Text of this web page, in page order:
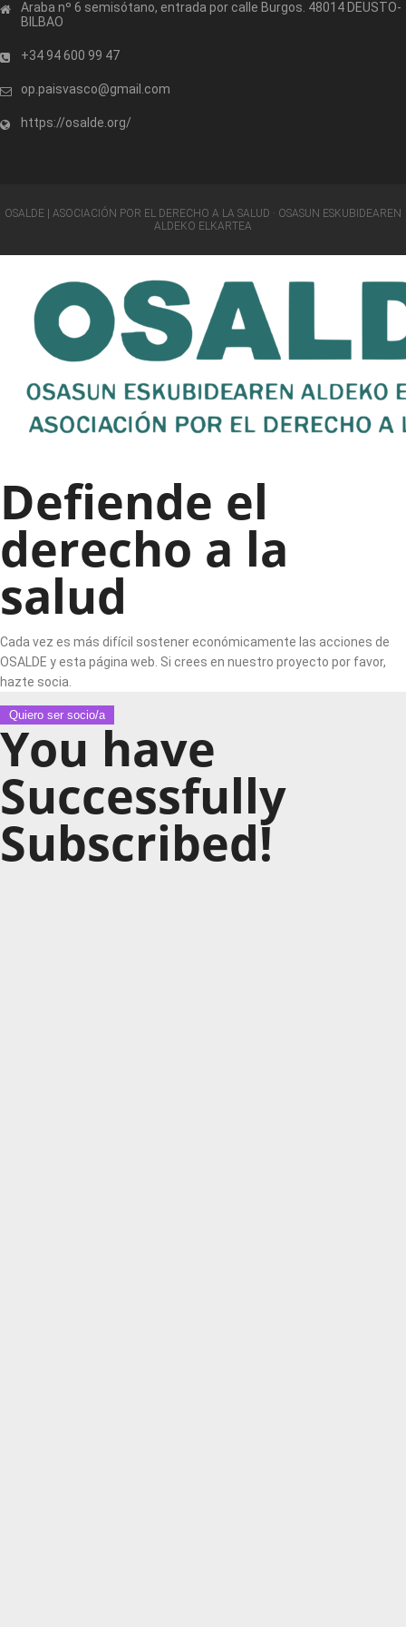
Araba nº 6 semisótano, entrada por calle Burgos. 48014 DEUSTO-
BILBAO
+34 94 600 99 47
op.paisvasco@gmail.com
https://osalde.org/
OSALDE | ASOCIACIÓN POR EL DERECHO A LA SALUD · OSASUN ESKUBIDEAREN
ALDEKO ELKARTEA
Defiende el
derecho a la
salud
Cada vez es más difícil sostener económicamente las acciones de
OSALDE y esta página web. Si crees en nuestro proyecto por favor,
hazte socia.
Quiero ser socio/a
You have
Successfully
Subscribed!